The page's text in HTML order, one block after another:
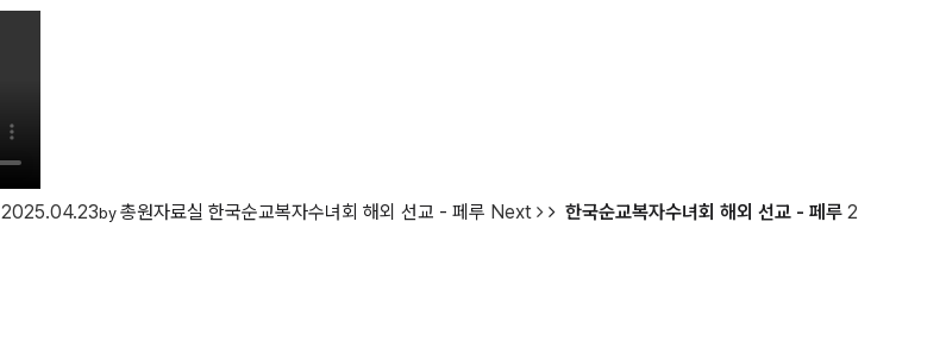
2025.04.23by총원자료실 한국순교복자수녀회 해외 선교 - 페루 Next 한국순교복자수녀회 해외 선교 - 페루 2